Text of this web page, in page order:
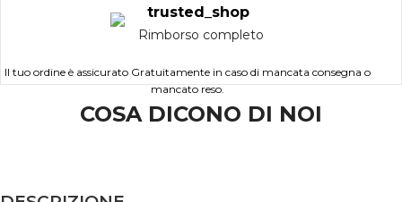
Rimborso completo
Il tuo ordine è assicurato Gratuitamente in caso di mancata consegna o
mancato reso.
COSA DICONO DI NOI